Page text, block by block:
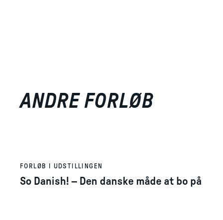
ANDRE FORLØB
FORLØB I UDSTILLINGEN
So Danish! – Den danske måde at bo på